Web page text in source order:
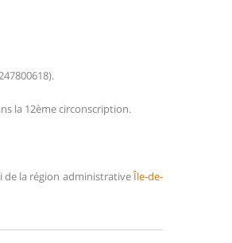
la 12ème circonscription.
de la région administrativeÎle-de-